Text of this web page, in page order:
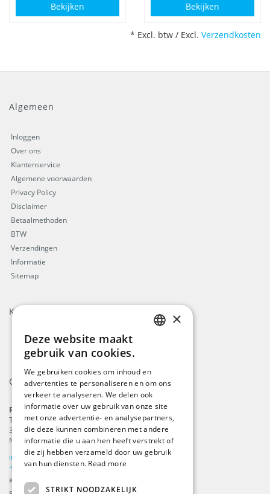
Bekijken Bekijken
* Excl. btw / Excl. Verzendkosten
Algemeen
Inloggen
Over ons
Klantenservice
Algemene voorwaarden
Privacy Policy
Disclaimer
Betaalmethoden
BTW
Verzendingen
Informatie
Sitemap
Keurmerken
Contact
ProFlags B.V.
Tilbury 8
3897 AC,Zeewolde
Nederland
info@beachflags.com
+31 (0) 85 401 4648
KvK: 92559840
GERMAN
FRENCH
×
Deze website maakt
gebruik van cookies.
We gebruiken cookies om inhoud en
advertenties te personaliseren en om ons
verkeer te analyseren. We delen ook
informatie over uw gebruik van onze site
met onze advertentie- en analysepartners,
die deze kunnen combineren met andere
informatie die u aan hen heeft verstrekt of
die zij hebben verzameld door uw gebruik
van hun diensten. Read more
STRIKT NOODZAKELIJK